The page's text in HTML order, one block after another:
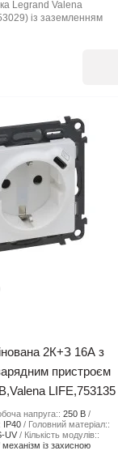
Legrand Valena
із заземленням
2К+З 16А з
пристроєм
LIFE,753135
напруга:: 250 В
IP40
Головний матеріал::
UV
Кількість модулів::
із захисною